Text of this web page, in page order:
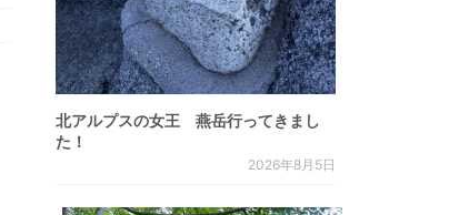
北アルプスの女王 燕岳行ってきまし
た！
2026年8月5日